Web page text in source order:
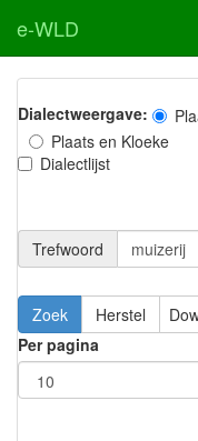
e-WLD
Dialectweergave:
Plaats en Kloeke
Dialectlijst
Trefwoord
Per pagina